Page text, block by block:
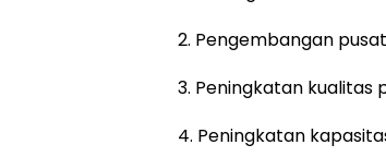
2. Pengembangan
3. Peningkatan kualitas
4. Peningkatan